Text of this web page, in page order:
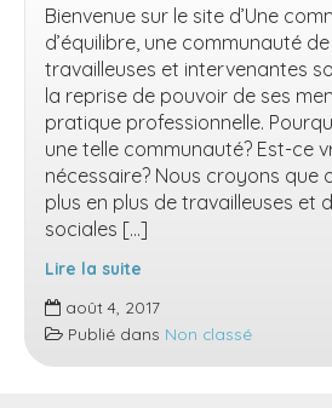
:
un
succès!
Bienvenue sur le site d’Une
d’équilibre, une communauté
travailleuses et intervenantes
la reprise de pouvoir de ses
pratique professionnelle.
une telle communauté? Est-ce
nécessaire? Nous croyons que
plus en plus de travailleuses et
sociales […]
Lire la suite
Bienvenue
chez
vous!
août 4, 2017
Publié dans Non classé